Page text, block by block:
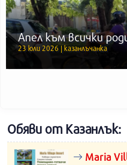
Апел към всички
23 юли 2026 | казанлъчанка
Обяви от Казанлък:
Maria